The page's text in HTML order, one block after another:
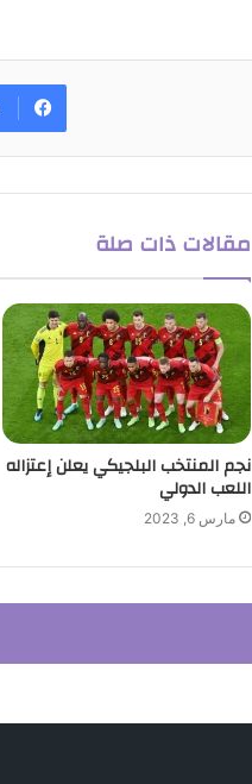
مقالات ذات صلة
نجم المنتخب البلجيكي يعلن إعتزاله
اللعب الدولي
مارس 6, 2023